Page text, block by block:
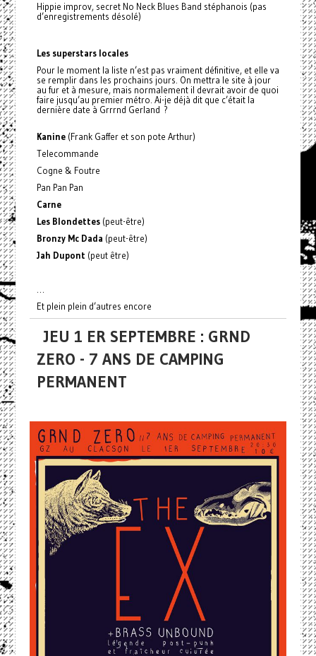
Hippie improv, secret No Neck Blues Band stéphanois (pas
d’enregistrements désolé)
Les superstars locales
Pour le moment la liste n’est pas vraiment définitive, et elle va
se remplir dans les prochains jours. On mettra le site à jour
au fur et à mesure, mais normalement il devrait avoir de quoi
faire jusqu’au premier métro. Ai-je déjà dit que c’était la
dernière date à Grrrnd Gerland ?
Kanine(Frank Gaffer et son pote Arthur)
Telecommande
Cogne & Foutre
Pan Pan Pan
Carne
Les Blondettes(peut-être)
Bronzy Mc Dada (peut-être)
Jah Dupont (peut être)
…
Et plein plein d’autres encore
JEU 1 ER SEPTEMBRE : GRND
ZERO - 7 ANS DE CAMPING
PERMANENT